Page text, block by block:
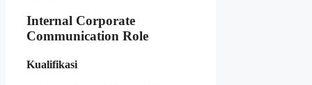
Internal Corporate
Communication Role
Kualifikasi